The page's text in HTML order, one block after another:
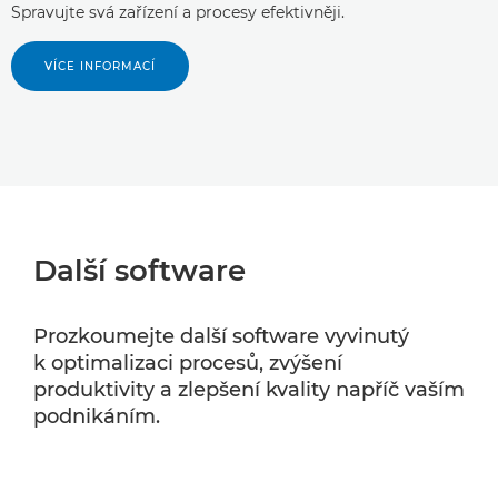
Spravujte svá zařízení a procesy efektivněji.
VÍCE INFORMACÍ
Další software
Prozkoumejte další software vyvinutý
k optimalizaci procesů, zvýšení
produktivity a zlepšení kvality napříč vaším
podnikáním.